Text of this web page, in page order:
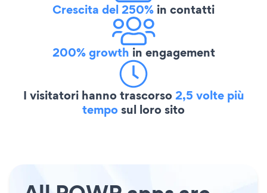
Crescita del 250% in contatti
200% growth in engagement
I visitatori hanno trascorso2,5 volte più
temposul loro sito